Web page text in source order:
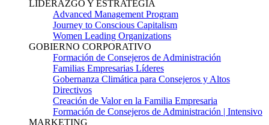
LIDERAZGO Y ESTRATEGIA
Advanced Management Program
Journey to Conscious Capitalism
Women Leading Organizations
GOBIERNO CORPORATIVO
Formación de Consejeros de Administración
Familias Empresarias Líderes
Gobernanza Climática para Consejeros y Altos
Directivos
Creación de Valor en la Familia Empresaria
Formación de Consejeros de Administración | Intensivo
MARKETING